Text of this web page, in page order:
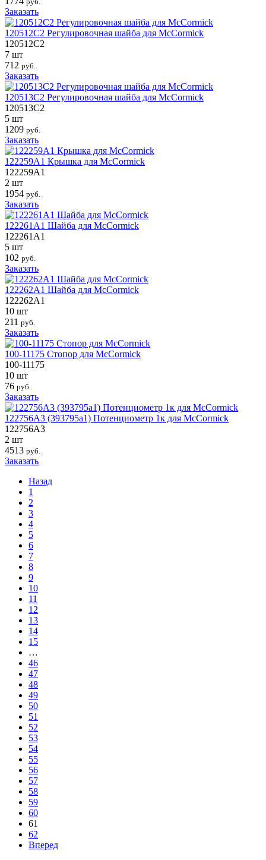
Заказать
120512C2 Регулировочная шайба для McCormick
120512C2
7 шт
712 руб.
Заказать
120513C2 Регулировочная шайба для McCormick
120513C2
5 шт
1209 руб.
Заказать
122259A1 Крышка для McCormick
122259A1
2 шт
1954 руб.
Заказать
122261A1 Шайба для McCormick
122261A1
5 шт
102 руб.
Заказать
122262A1 Шайба для McCormick
122262A1
10 шт
211 руб.
Заказать
100-11175 Стопор для McCormick
100-11175
10 шт
76 руб.
Заказать
122756A3 (393795a1) Потенциометр 1к для McCormick
122756A3
2 шт
4513 руб.
Заказать
Назад
1
2
3
4
5
6
7
8
9
10
11
12
13
14
15
…
46
47
48
49
50
51
52
53
54
55
56
57
58
59
60
61
62
Вперед